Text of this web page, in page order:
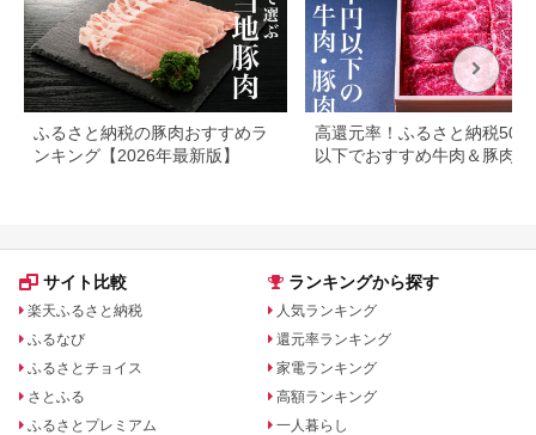
ふるさと納税の豚肉おすすめラ
ンキング【2026年最新版】
高還元率！ふるさと納税
以下でおすすめ牛肉＆豚肉ラ
サイト比較
楽天ふるさと納税
ふるなび
ふるさとチョイス
さとふる
ふるさとプレミアム
ランキングから探す
人気ランキング
還元率ランキング
家電ランキング
高額ランキング
一人暮らし